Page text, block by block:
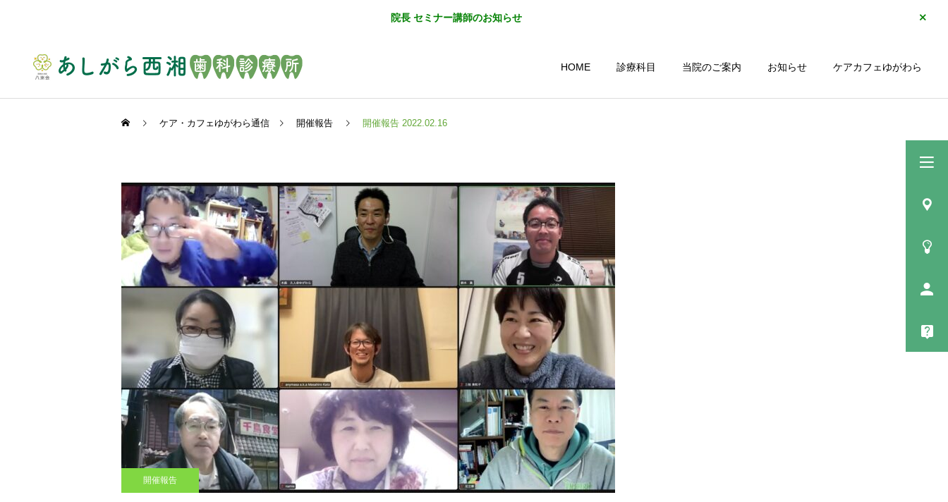
院長 セミナー講師のお知らせ
HOME 診療科目 当院のご案内 お知らせ ケアカフェゆがわら
訪問歯科 歯周病対策
マタニティ歯科 予防歯科 ホワイトニング
ケア・カフェゆがわら通信 開催報告 開催報告 2022.02.16
開催報告